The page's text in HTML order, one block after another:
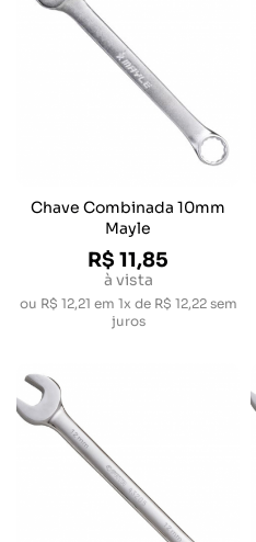
Chave Combinada 10mm
Mayle
R$ 11,85
à vista
ou R$ 12,21 em 1x de R$ 12,22 sem
juros